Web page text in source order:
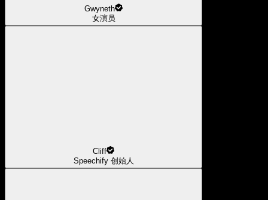
Gwyneth
女演员
Cliff
Speechify 创始人